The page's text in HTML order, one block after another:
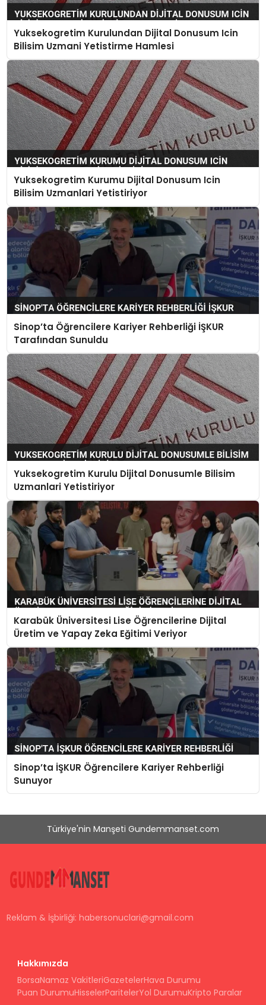
Yuksekogretim Kurulundan Dijital Donusum Icin
Bilisim Uzmani Yetistirme Hamlesi
Yuksekogretim Kurumu Dijital Donusum Icin
Bilisim Uzmanlari Yetistiriyor
Sinop’ta Öğrencilere Kariyer Rehberliği İŞKUR
Tarafından Sunuldu
Yuksekogretim Kurulu Dijital Donusumle Bilisim
Uzmanlari Yetistiriyor
Karabük Üniversitesi Lise Öğrencilerine Dijital
Üretim ve Yapay Zeka Eğitimi Veriyor
Sinop’ta İŞKUR Öğrencilere Kariyer Rehberliği
Sunuyor
Türkiye'nin Manşeti Gundemmanset.com
Reklam & İşbirliği:habersonuclari@gmail.com
Hakkımızda
BorsaNamaz VakitleriGazetelerHava Durumu
Puan DurumuHisselerParitelerYol DurumuKripto Paralar